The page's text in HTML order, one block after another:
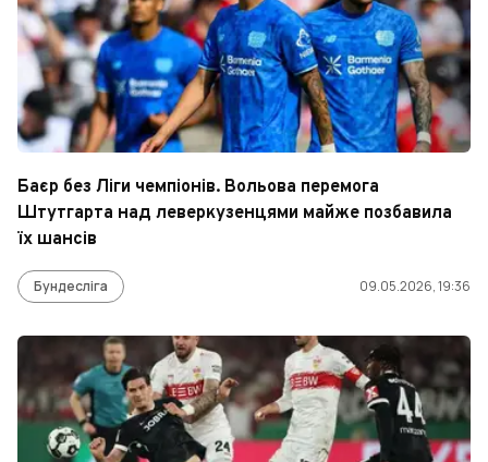
Баєр без Ліги чемпіонів. Вольова перемога
Штутгарта над леверкузенцями майже позбавила
їх шансів
Бундесліга 09.05.2026, 19:36